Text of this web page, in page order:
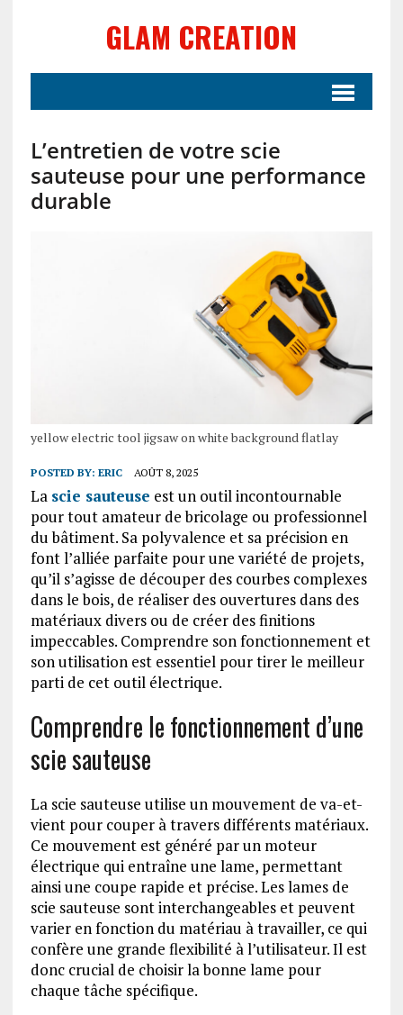
GLAM CREATION
L’entretien de votre scie
sauteuse pour une performance
durable
yellow electric tool jigsaw on white background flatlay
POSTED BY: ERIC AOÛT 8, 2025
La scie sauteuse est un outil incontournable
pour tout amateur de bricolage ou professionnel
du bâtiment. Sa polyvalence et sa précision en
font l’alliée parfaite pour une variété de projets,
qu’il s’agisse de découper des courbes complexes
dans le bois, de réaliser des ouvertures dans des
matériaux divers ou de créer des finitions
impeccables. Comprendre son fonctionnement et
son utilisation est essentiel pour tirer le meilleur
parti de cet outil électrique.
Comprendre le fonctionnement d’une
scie sauteuse
La scie sauteuse utilise un mouvement de va-et-
vient pour couper à travers différents matériaux.
Ce mouvement est généré par un moteur
électrique qui entraîne une lame, permettant
ainsi une coupe rapide et précise. Les lames de
scie sauteuse sont interchangeables et peuvent
varier en fonction du matériau à travailler, ce qui
confère une grande flexibilité à l’utilisateur. Il est
donc crucial de choisir la bonne lame pour
chaque tâche spécifique.